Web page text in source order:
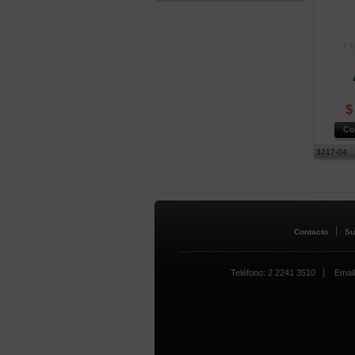
3217-04
Contacto
Teléfono: 2 2241 3510